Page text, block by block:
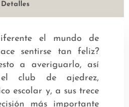
Detalles
el mundo de
sentirse tan feliz?
a averiguarlo, así
club de ajedrez,
escolar y, a sus trece
más importante